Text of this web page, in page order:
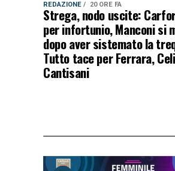
REDAZIONE 20 ORE FA
Strega, nodo uscite:
per infortunio, Manconi si
dopo aver sistemato la
Tutto tace per Ferrara,
Cantisani